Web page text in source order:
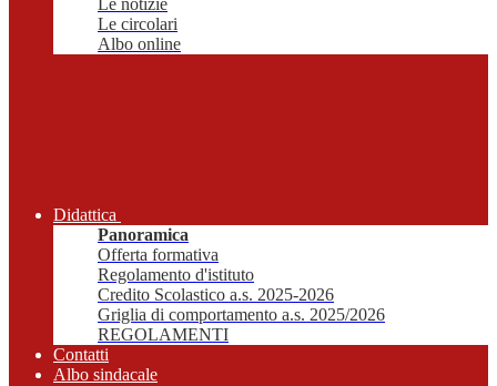
Le notizie
Le circolari
Albo online
Didattica
Panoramica
Offerta formativa
Regolamento d'istituto
Credito Scolastico a.s. 2025-2026
Griglia di comportamento a.s. 2025/2026
REGOLAMENTI
Contatti
Albo sindacale